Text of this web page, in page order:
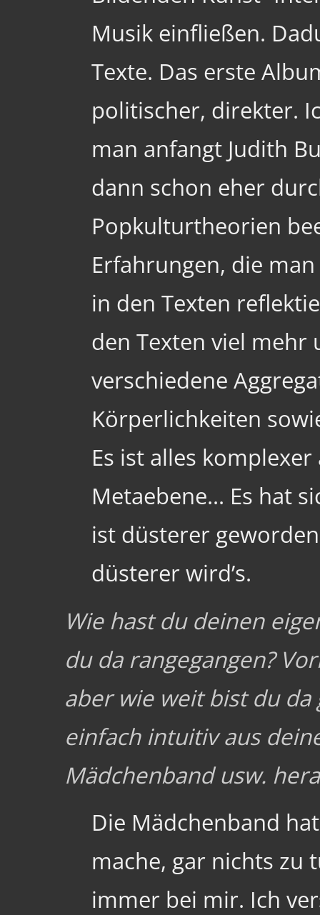
Musik einfließen.
Texte. Das erste
politischer, direkter.
man anfangt Judith
dann schon eher
Popkulturtheorien
Erfahrungen, die
in den Texten
den Texten viel
verschiedene
Körperlichkeiten
Es ist alles
Metaebene... Es hat
ist düsterer
düsterer wird’s.
Wie hast du deinen
du da rangegangen?
aber wie weit bist du da
einfach intuitiv aus
Mädchenband usw.
Die Mädchenband
mache, gar nichts zu
immer bei mir. Ich